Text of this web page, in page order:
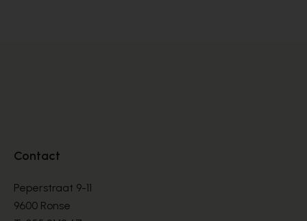
Contact
Peperstraat 9-11
9600 Ronse